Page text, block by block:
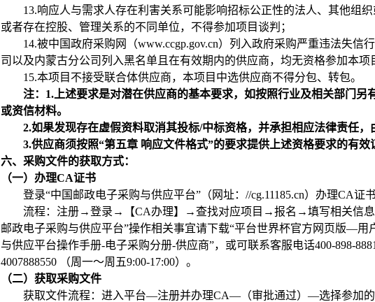
13.响应人与需求人存在利害关系可能影响招标公正性的法人、其他组
或者存在控股、管理关系的不同单位，不得参加项目谈判；
14.被中国政府采购网（www.ccgp.gov.cn）列入政府采购严重违法失信
司以及内蒙古分公司列入黑名单且在有效期内的供应商，均无资格参加本项
15.本项目不接受联合体供应商，本项目中选供应商不得分包、转包。
注：1.上述要求是对潜在供应商的基本要求，如按照行业及相关部门另
或资信材料。
2.如果发现存在虚假资料取消其投标/中标资格，并承担相应法律责任，
3.供应商须按照“第五章 响应文件格式”的要求提供上述资格要求的有效
六、采购文件的获取方式：
（一）办理CA证书
登录“中国邮政电子采购与供应平台”（网址：//cg.11185.cn）办理CA证书
流程：注册→登录→【CA办理】→查找对应项目→报名→填写相关信
邮政电子采购与供应平台”操作相关事宜请下载“平台世界杯官方网页版—
与供应平台操作手册-电子采购分册-供应商”，或可联系客服电话400-898-
4007888550 （周一～周五9:00-17:00） 。
（二）获取采购文件
获取文件流程：进入平台—注册并办理CA—（审批通过）—选择参加